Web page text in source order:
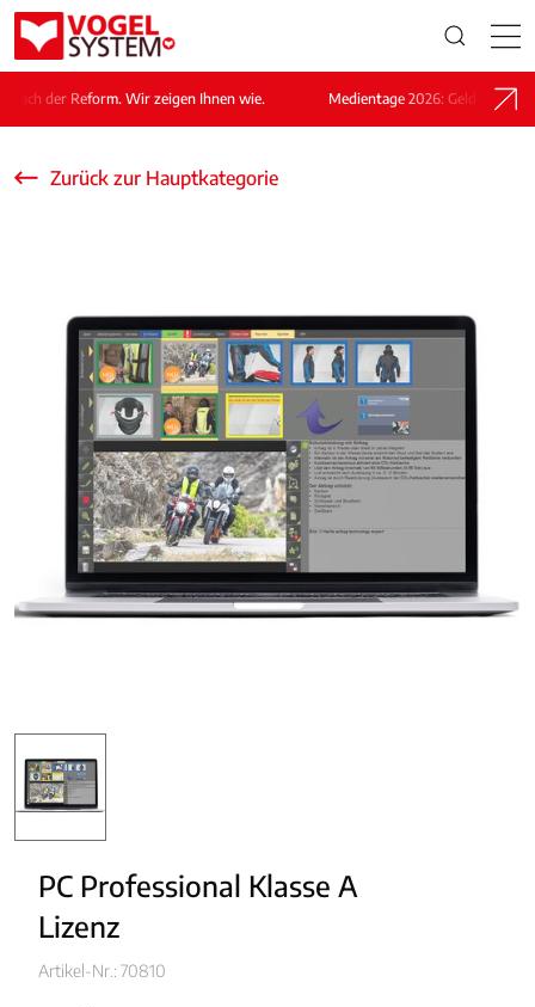
der Reform. Wir zeigen Ihnen wie. Medientage 2026: Geld
Zurück zur Hauptkategorie
PC Professional Klasse A
Lizenz
Artikel-Nr.: 70810